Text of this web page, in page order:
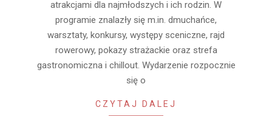
atrakcjami dla najmłodszych i ich rodzin. W
programie znalazły się m.in. dmuchańce,
warsztaty, konkursy, występy sceniczne, rajd
rowerowy, pokazy strażackie oraz strefa
gastronomiczna i chillout. Wydarzenie rozpocznie
się o
CZYTAJ DALEJ